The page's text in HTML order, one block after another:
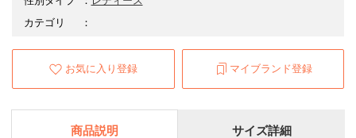
カテゴリ
：
お気に入り登録 マイブランド登録
商品説明 サイズ詳細